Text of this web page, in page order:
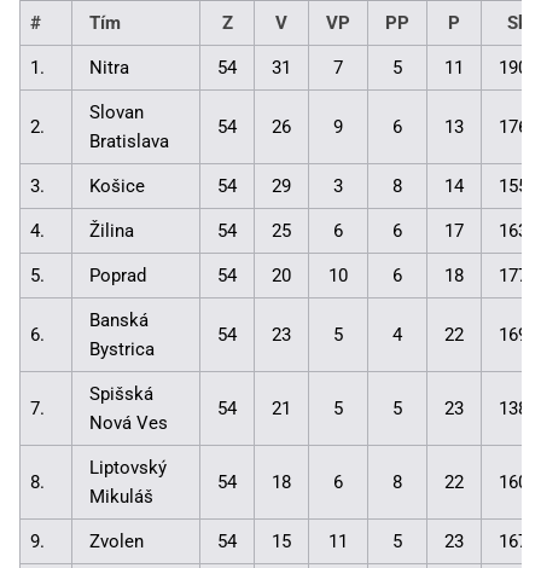
# Tím Z V VP PP P
1. Nitra 54 31 7 5 11
2.
Slovan
Bratislava
54 26 9 6 13
3. Košice 54 29 3 8 14
4. Žilina 54 25 6 6 17
5. Poprad 54 20 10 6 18
6.
Banská
Bystrica
54 23 5 4 22
7.
Spišská
Nová Ves
54 21 5 5 23
8.
Liptovský
Mikuláš
54 18 6 8 22
9. Zvolen 54 15 11 5 23